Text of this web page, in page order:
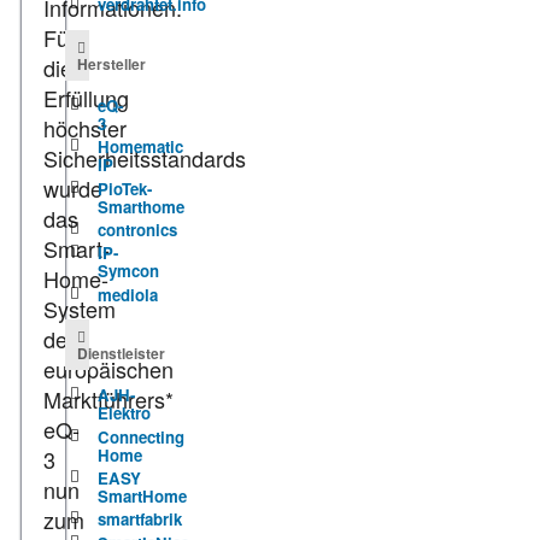
Informationen.
Für
die
Erfüllung
höchster
Sicherheitsstandards
wurde
das
Smart-
Home-
System
des
europäischen
Marktführers*
eQ-
3
nun
zum
verdrahtet.info
Hersteller
eQ-
3
Homematic
IP
PioTek-
Smarthome
contronics
IP-
Symcon
mediola
Dienstleister
AJH-
Elektro
Connecting
Home
EASY
SmartHome
smartfabrik